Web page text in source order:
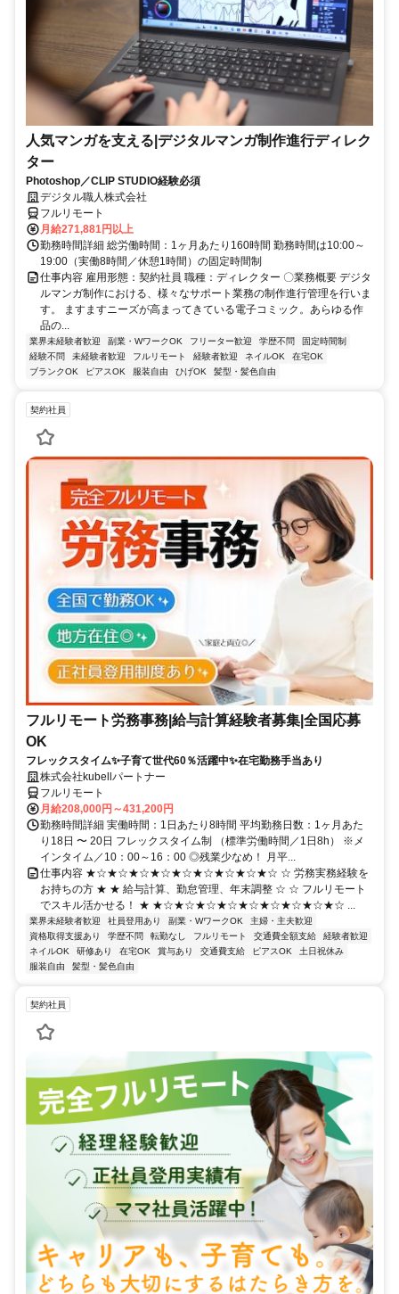
人気マンガを支える|デジタルマンガ制作進行ディレク
ター
Photoshop／CLIP STUDIO経験必須
デジタル職人株式会社
フルリモート
月給271,881円以上
勤務時間詳細 総労働時間：1ヶ月あたり160時間 勤務時間は10:00～
19:00（実働8時間／休憩1時間）の固定時間制
仕事内容 雇用形態：契約社員 職種：ディレクター 〇業務概要 デジタ
ルマンガ制作における、様々なサポート業務の制作進行管理を行いま
す。 ますますニーズが高まってきている電子コミック。あらゆる作
品の...
業界未経験者歓迎 副業・WワークOK フリーター歓迎 学歴不問
固定時間制
経験不問
未経験者歓迎 フルリモート 経験者歓迎 ネイルOK
在宅OK
ブランクOK
ピアスOK 服装自由 ひげOK 髪型・髪色自由
契約社員
フルリモート労務事務|給与計算経験者募集|全国応募
OK
フレックスタイム✨子育て世代60％活躍中✨在宅勤務手当あり
株式会社kubellパートナー
フルリモート
月給208,000円～431,200円
勤務時間詳細 実働時間：1日あたり8時間 平均勤務日数：1ヶ月あた
り18日 〜 20日 フレックスタイム制 （標準労働時間／1日8h） ※メ
インタイム／10：00～16：00 ◎残業少なめ！ 月平...
仕事内容 ★☆★☆★☆★☆★☆★☆★☆★☆★☆ ☆ 労務実務経験を
お持ちの方 ★ ★ 給与計算、勤怠管理、年末調整 ☆ ☆ フルリモート
でスキル活かせる！ ★ ★☆★☆★☆★☆★☆★☆★☆★☆★☆ ...
業界未経験者歓迎 社員登用あり 副業・WワークOK
主婦・主夫歓迎
資格取得支援あり
学歴不問 転勤なし フルリモート 交通費全額支給
経験者歓迎
ネイルOK
研修あり 在宅OK 賞与あり 交通費支給 ピアスOK
土日祝休み
服装自由
髪型・髪色自由
契約社員